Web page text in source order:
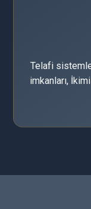
Telafi
imkanları,